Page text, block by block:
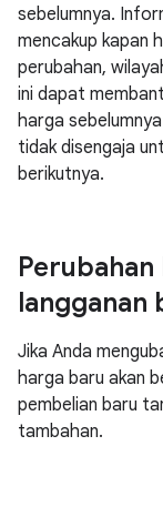
sebelumnya.
mencakup kapan
perubahan,
ini dapat
harga
tidak disengaja
berikutnya.
langganan
Jika Anda
harga baru akan
pembelian baru
tambahan.